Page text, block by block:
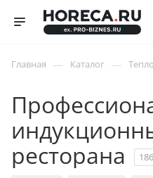
Главная — Каталог —
ресторана
186